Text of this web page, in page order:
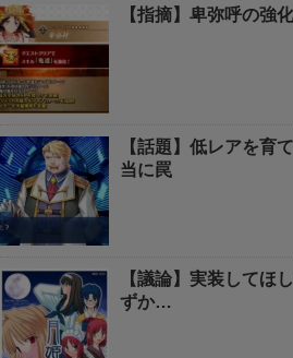
【指摘】卑弥呼の強
【話題】低レアを育
当に罠
【議論】実装してほ
ずか…